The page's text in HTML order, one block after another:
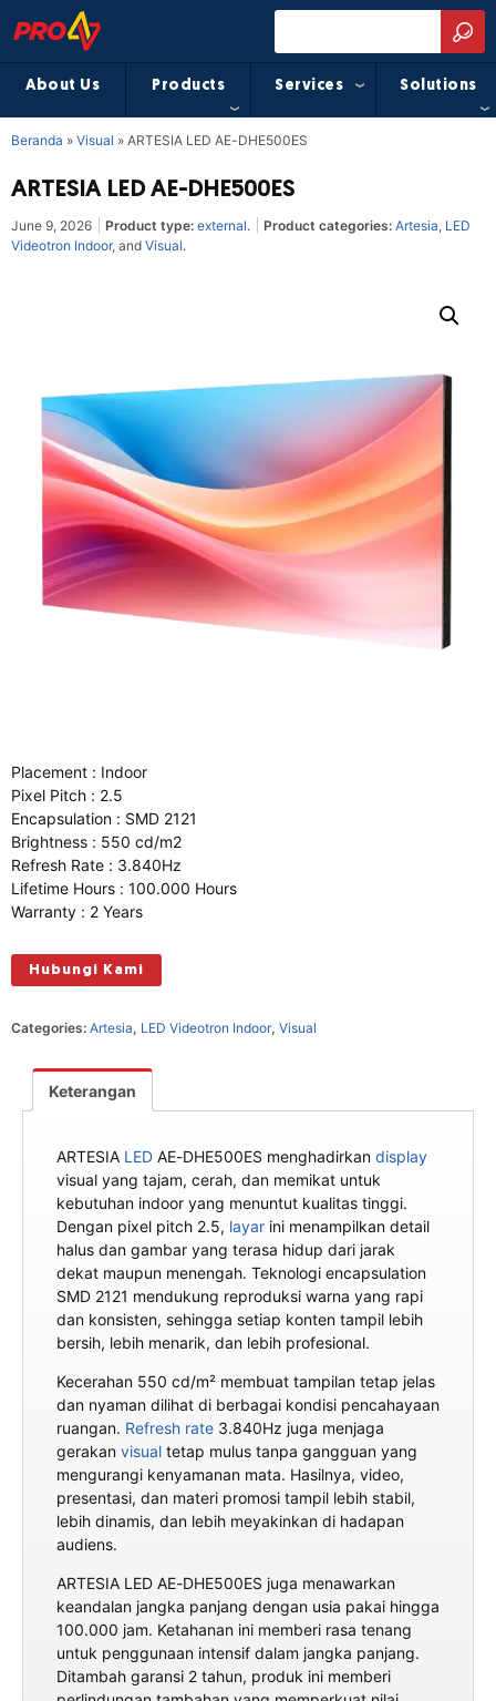
About Us Products Services Solutions
Beranda » Visual » ARTESIA LED AE-DHE500ES
ARTESIA LED AE-DHE500ES
June 9, 2026 Product type: external. Product categories: Artesia LED
Videotron Indoor, and Visual.
Placement : Indoor
Pixel Pitch : 2.5
Encapsulation : SMD 2121
Brightness : 550 cd/m2
Refresh Rate : 3.840Hz
Lifetime Hours : 100.000 Hours
Warranty : 2 Years
Hubungi Kami
Categories: Artesia, LED Videotron Indoor, Visual
Keterangan
ARTESIA LED AE-DHE500ES menghadirkan display
visual yang tajam, cerah, dan memikat untuk
kebutuhan indoor yang menuntut kualitas tinggi.
Dengan pixel pitch 2.5, layar ini menampilkan detail
halus dan gambar yang terasa hidup dari jarak
dekat maupun menengah. Teknologi encapsulation
SMD 2121 mendukung reproduksi warna yang rapi
dan konsisten, sehingga setiap konten tampil lebih
bersih, lebih menarik, dan lebih profesional.
Kecerahan 550 cd/m² membuat tampilan tetap jelas
dan nyaman dilihat di berbagai kondisi pencahayaan
ruangan. Refresh rate 3.840Hz juga menjaga
gerakan visual tetap mulus tanpa gangguan yang
mengurangi kenyamanan mata. Hasilnya, video,
presentasi, dan materi promosi tampil lebih stabil,
lebih dinamis, dan lebih meyakinkan di hadapan
audiens.
ARTESIA LED AE-DHE500ES juga menawarkan
keandalan jangka panjang dengan usia pakai hingga
100.000 jam. Ketahanan ini memberi rasa tenang
untuk penggunaan intensif dalam jangka panjang.
Ditambah garansi 2 tahun, produk ini memberi